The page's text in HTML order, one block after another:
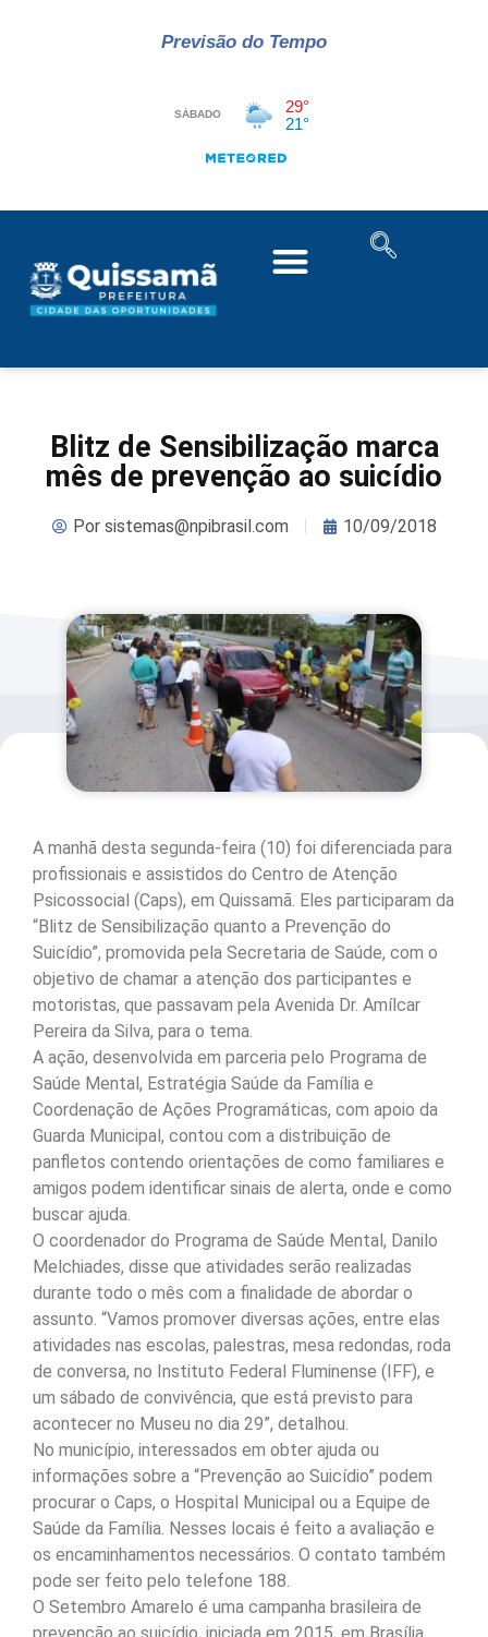
Previsão do Tempo
Blitz de Sensibilização marca
mês de prevenção ao suicídio
Porsistemas@npibrasil.com 10/09/2018
A manhã desta segunda-feira (10) foi diferenciada para
profissionais e assistidos do Centro de Atenção
Psicossocial (Caps), em Quissamã. Eles participaram da
“Blitz de Sensibilização quanto a Prevenção do
Suicídio”, promovida pela Secretaria de Saúde, com o
objetivo de chamar a atenção dos participantes e
motoristas, que passavam pela Avenida Dr. Amílcar
Pereira da Silva, para o tema.
A ação, desenvolvida em parceria pelo Programa de
Saúde Mental, Estratégia Saúde da Família e
Coordenação de Ações Programáticas, com apoio da
Guarda Municipal, contou com a distribuição de
panfletos contendo orientações de como familiares e
amigos podem identificar sinais de alerta, onde e como
buscar ajuda.
O coordenador do Programa de Saúde Mental, Danilo
Melchiades, disse que atividades serão realizadas
durante todo o mês com a finalidade de abordar o
assunto. “Vamos promover diversas ações, entre elas
atividades nas escolas, palestras, mesa redondas, roda
de conversa, no Instituto Federal Fluminense (IFF), e
um sábado de convivência, que está previsto para
acontecer no Museu no dia 29”, detalhou.
No município, interessados em obter ajuda ou
informações sobre a “Prevenção ao Suicídio” podem
procurar o Caps, o Hospital Municipal ou a Equipe de
Saúde da Família. Nesses locais é feito a avaliação e
os encaminhamentos necessários. O contato também
pode ser feito pelo telefone 188.
O Setembro Amarelo é uma campanha brasileira de